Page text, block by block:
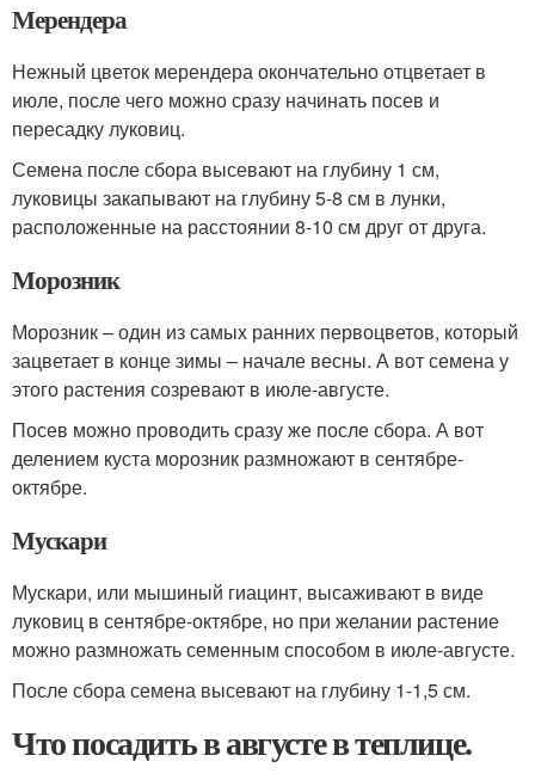
Мерендера
Нежный цветок мерендера окончательно отцветает в
июле, после чего можно сразу начинать посев и
пересадку луковиц.
Семена после сбора высевают на глубину 1 см,
луковицы закапывают на глубину 5-8 см в лунки,
расположенные на расстоянии 8-10 см друг от друга.
Морозник
Морозник – один из самых ранних первоцветов, который
зацветает в конце зимы – начале весны. А вот семена у
этого растения созревают в июле-августе.
Посев можно проводить сразу же после сбора. А вот
делением куста морозник размножают в сентябре-
октябре.
Мускари
Мускари, или мышиный гиацинт, высаживают в виде
луковиц в сентябре-октябре, но при желании растение
можно размножать семенным способом в июле-августе.
После сбора семена высевают на глубину 1-1,5 см.
Что посадить в августе в теплице.